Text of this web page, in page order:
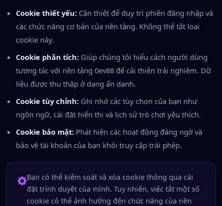
Cookie thiết yếu: Cần thiết để duy trì phiên đăng nhập và
các chức năng cơ bản của nền tảng. Không thể tắt loại
cookie này.
Cookie phân tích: Giúp chúng tôi hiểu cách người dùng
tương tác với nền tảng 0ev88 để cải thiện trải nghiệm. Dữ
liệu được thu thập ở dạng ẩn danh.
Cookie tùy chỉnh: Ghi nhớ các tùy chọn của bạn như
ngôn ngữ, cài đặt hiển thị và lịch sử trò chơi yêu thích.
Cookie bảo mật: Phát hiện các hoạt động đáng ngờ và
bảo vệ tài khoản của bạn khỏi truy cập trái phép.
Bạn có thể kiểm soát và xóa cookie thông qua cài
đặt trình duyệt của mình. Tuy nhiên, việc tắt một số
cookie có thể ảnh hưởng đến chức năng của nền